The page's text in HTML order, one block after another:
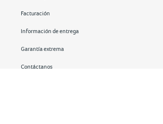
Facturación
Información de entrega
Garantía extrema
Contáctanos